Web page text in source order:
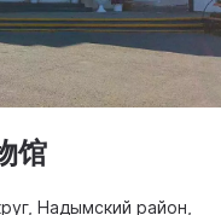
馆
Надымский район,